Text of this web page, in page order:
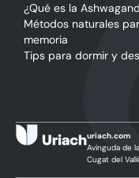
¿Qué es la
Métodos naturales
memoria
Tips para dormir y
uriach.com
Avinguda de
Cugat del